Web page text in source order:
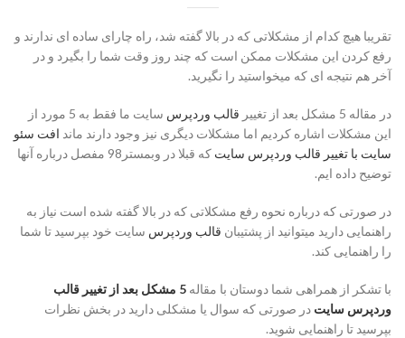
تقریبا هیچ کدام از مشکلاتی که در بالا گفته شد، راه چارای ساده ای ندارند و
رفع کردن این مشکلات ممکن است که چند روز وقت شما را بگیرد و در
آخر هم نتیجه ای که میخواستید را نگیرید.
در مقاله 5 مشکل بعد از تغییر قالب وردپرس
سایت ما فقط به 5 مورد از
این مشکلات اشاره کردیم اما مشکلات دیگری نیز وجود دارند ماند افت سئو
سایت با تغییر قالب وردپرس سایت
که قبلا در وبمستر98 مفصل درباره آنها
توضیح داده ایم.
در صورتی که درباره نحوه رفع مشکلاتی که در بالا گفته شده است نیاز به
راهنمایی دارید میتوانید از پشتیبان قالب وردپرس سایت خود بپرسید تا شما
را راهنمایی کند.
با تشکر از همراهی شما دوستان با مقاله
5 مشکل بعد از تغییر قالب
وردپرس سایت در صورتی که سوال یا مشکلی دارید در بخش نظرات
بپرسید تا راهنمایی شوید.